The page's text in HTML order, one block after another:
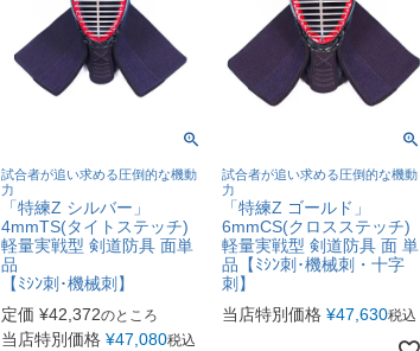
試合者が追い求める圧倒的な機動
力
「特練Z シルバー」
4mmTS(タイトステッチ)
軽量実戦型 剣道防具 面単
品
【ﾐｼﾝ刺･機械刺】
定価 ¥42,372のところ
当店特別価格 ¥47,080税込
試合者が追い求める圧倒的な機動
力
「特練Z ゴールド」
6mmCS(クロスステッチ)
軽量実戦型 剣道防具 面 単
品【ﾐｼﾝ刺･機械刺・十字
刺】
当店特別価格 ¥47,630税込